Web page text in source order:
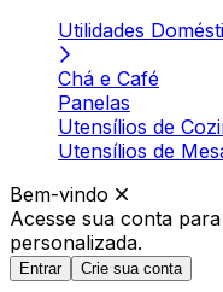
Utilidades
Chá e Café
Panelas
Utensílios de
Utensílios de
Bem-vindo
Acesse sua conta
personalizada.
Entrar Crie sua conta